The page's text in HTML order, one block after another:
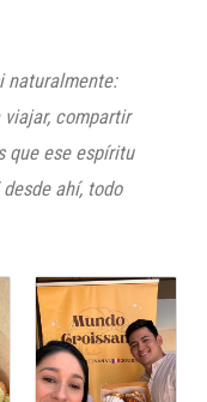
naturalmente:
viajar, compartir
que ese espíritu
ahí, todo